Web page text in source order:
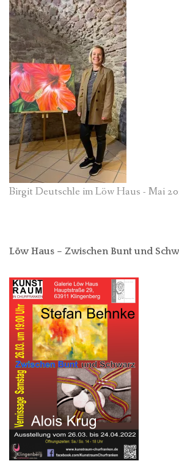
Birgit Deutschle im Löw Haus - Mai
Löw Haus – Zwischen Bunt und